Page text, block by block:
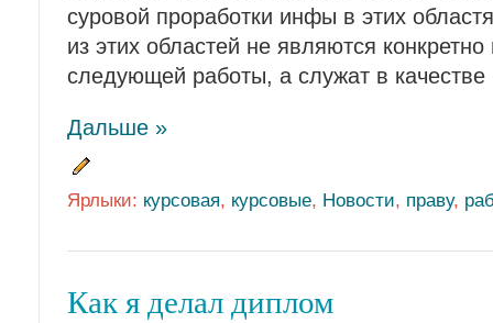
суровой проработки инфы в этих
из этих областей не являются
следующей работы, а служат в качестве
Дальше »
Ярлыки: курсовая, курсовые, Новости, праву,
Как я делал диплом